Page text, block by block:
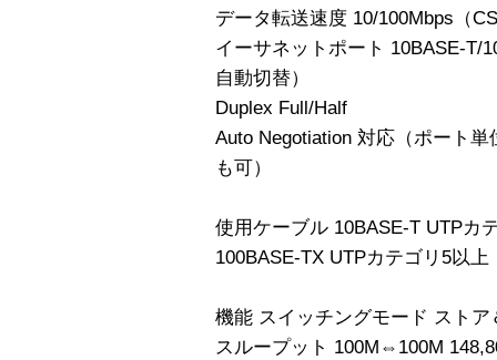
データ転送速度 10/100Mbps（
イーサネットポート 10BASE-T/
自動切替）
Duplex Full/Half
Auto Negotiation 対応（ポート
も可）
使用ケーブル 10BASE-T UTPカ
100BASE-TX UTPカテゴリ5以上
機能 スイッチングモード スト
スループット 100M⇔100M